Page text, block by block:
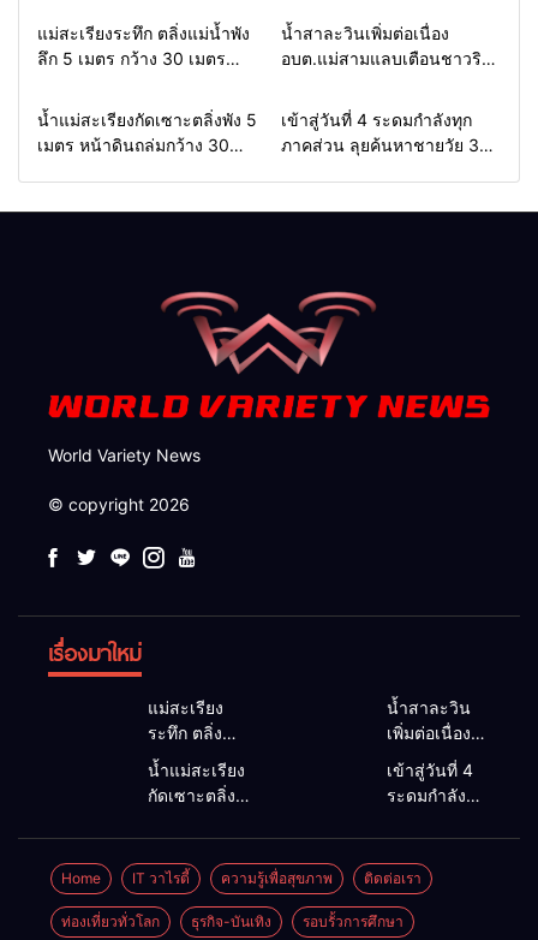
Home รอบรั้วทั่วไทย
แม่สะเรียงระทึก ตลิ่งแม่น้ำพัง
ลึก 5 เมตร กว้าง 30 เมตร
นายก ทต.เมืองยวมใต้เร่ง
ประสาน อบจ.นำแบคโฮเบี่ยง
ทางน้ำ เตรียมประกาศเขตภัย
พิบัติช่วยประชาชน
Home รอบรั้วทั่วไทย
น้ำสาละวินเพิ่มต่อเนื่อง
อบต.แม่สามแลบเตือนชาวริม
น้ำท่วมหนักเมื่อ 2 ปีก่อน จัด
ชุดเคลื่อนที่เร็วเฝ้าระวัง 24
Home รอบรั้วทั่วไทย
น้ำแม่สะเรียงกัดเซาะตลิ่งพัง 5
เมตร หน้าดินถล่มกว้าง 30
Home รอบรั้วทั่วไทย
เข้าสู่วันที่ 4 ระดมกำลังทุก
ภาคส่วน ลุยค้นหาชายวัย 35
World Variety News
© copyright 2026
เรื่องมาใหม่
แม่สะเรียง
ระทึก ตลิ่ง
แม่น้ำพังลึก 5
เมตร กว้าง
30 เมตร
กระทบบ้าน
อย่างน้อย 3
หลัง นายก
ทต.เมืองยวม
ใต้เร่ง
น้ำสาละวิน
เพิ่มต่อเนื่อง
อบต.แม่สาม
แลบเตือนชาว
ริมน้ำยกของ
ขึ้นที่สูง หวั่น
ซ้ำรอยน้ำท่วม
หนักเมื่อ 2 ปี
ก่อน จัดชุด
เคลื่อนที่เร็ว
น้ำแม่สะเรียง
กัดเซาะตลิ่ง
หน้าดินถล่ม
กว้าง 30
เมตร จ่อบ้าน
3 หลัง นาย
เข้าสู่วันที่ 4
ระดมกำลังทุก
ค้นหาชายวัย
35 ปีสูญหาย
ในลำน้ำยวม
ลอยคอ–เรือ
Home IT วาไรตี้ ความรู้เพื่อสุขภาพ ติดต่อเรา
ท่องเที่ยวทั่วโลก ธุรกิจ-บันเทิง รอบรั้วการศึกษา